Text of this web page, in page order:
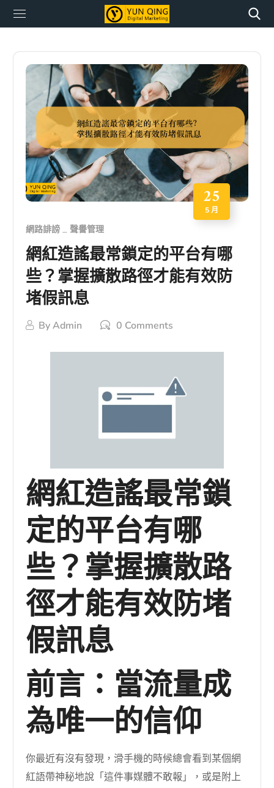
25
5 月
網路誹謗 聲譽管理
網紅造謠最常鎖定的平台有哪
些？掌握擴散路徑才能有效防
堵假訊息
ByAdmin 0 Comments
網紅造謠最常鎖
定的平台有哪
些？掌握擴散路
徑才能有效防堵
假訊息
前言：當流量成
為唯一的信仰
你最近有沒有發現，滑手機的時候總會看到某個網
紅語帶神秘地說「這件事媒體不敢報」，或是附上